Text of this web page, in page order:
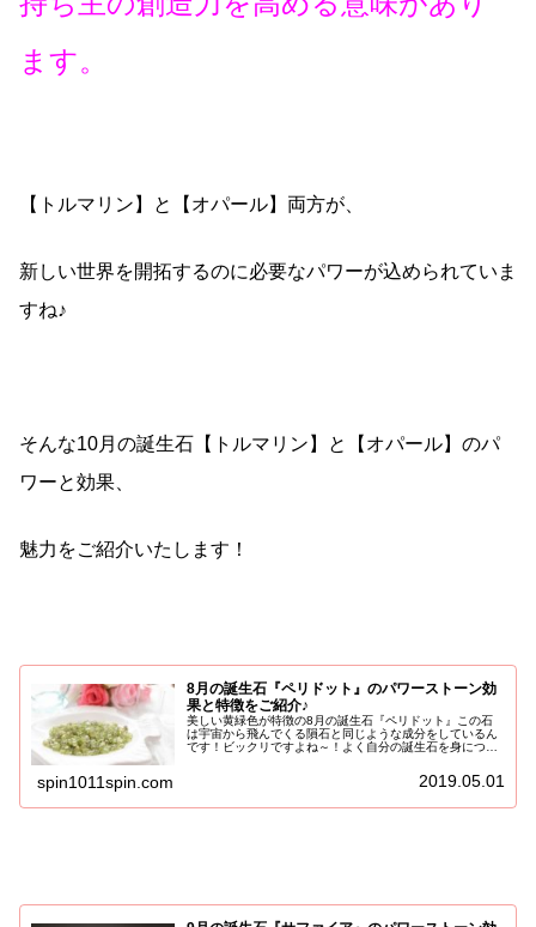
ます。
【トルマリン】と【オパール】両方が、
新しい世界を開拓するのに必要なパワーが込められていま
すね♪
そんな10月の誕生石【トルマリン】と【オパール】のパ
ワーと効果、
魅力をご紹介いたします！
8月の誕生石『ペリドット』のパワーストーン効
果と特徴をご紹介♪
美しい黄緑色が特徴の8月の誕生石『ペリドット』この石
は宇宙から飛んでくる隕石と同じような成分をしているん
です！ビックリですよね～！よく自分の誕生石を身につけ
spin1011spin.com 2019.05.01